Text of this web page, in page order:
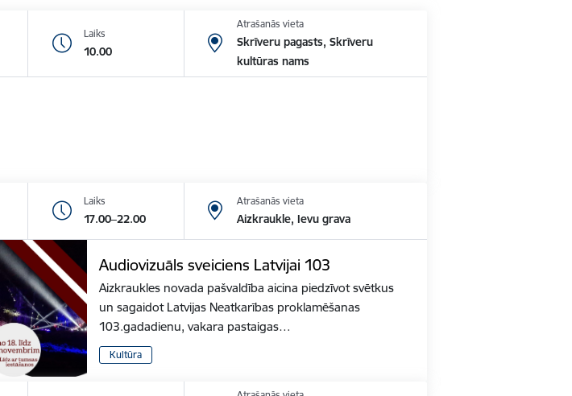
Laiks
10.00
Atrašanās vieta
Skrīveru pagasts, Skrīveru
kultūras nams
Laiks
17.00–22.00
Atrašanās vieta
Aizkraukle, Ievu grava
Audiovizuāls sveiciens Latvijai 103
Aizkraukles novada pašvaldība aicina piedzīvot svētkus
un sagaidot Latvijas Neatkarības proklamēšanas
103.gadadienu, vakara pastaigas…
Kultūra